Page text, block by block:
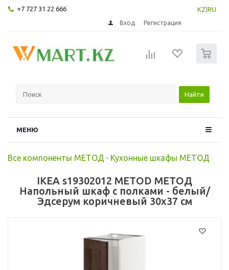
+7 727 31 22 666 KZ RU
Вход Регистрация
Найти
МЕНЮ
Все компоненты МЕТОД - Кухонные шкафы МЕТОД
IKEA s19302012 METOD МЕТОД
Напольный шкаф с полками - белый/
Эдсерум коричневый 30x37 см